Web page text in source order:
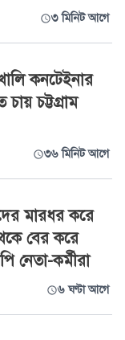
৩ মিনিট আগে
কনটেইনার
চায় চট্টগ্রাম
৩৬ মিনিট আগে
মারধর করে
বের করে
নেতা-কর্মীরা
৬ ঘণ্টা আগে